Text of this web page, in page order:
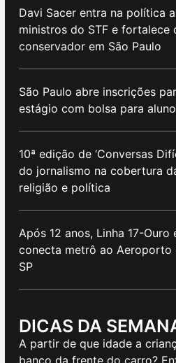
Davi Sacer entra na política
ministros do STF e fortalece
conservador em São Paulo
São Paulo abre inscrições
estágio com bolsa para
10ª edição de ‘Conversas
do jornalismo na cobertura
religião e política
Após 12 anos, Linha 17-Ouro
conecta metrô ao Aeroporto
SP
DICAS DA
A partir de que idade a
banco da frente do carro?